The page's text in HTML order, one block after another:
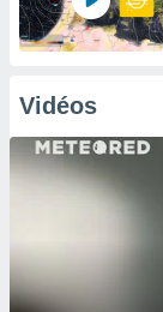
Vidéos